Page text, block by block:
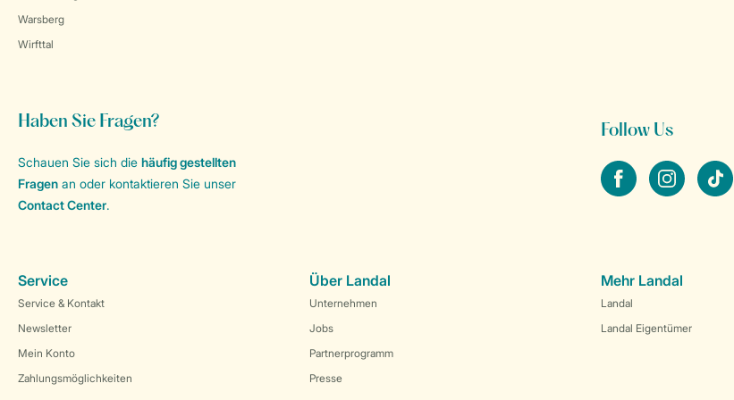
Warsberg
Wirfttal
Haben Sie Fragen?
Schauen Sie sich die häufig gestellten
Fragen an oder kontaktieren Sie unser
Contact Center.
Follow Us
facebookinstagramtiktok
Service
Service & Kontakt
Newsletter
Mein Konto
Zahlungsmöglichkeiten
Über Landal
Unternehmen
Jobs
Partnerprogramm
Presse
Mehr Landal
Landal
Landal Eigentümer